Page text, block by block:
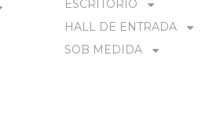
ESCRITÓRIO
HALL DE ENTRADA
SOB MEDIDA